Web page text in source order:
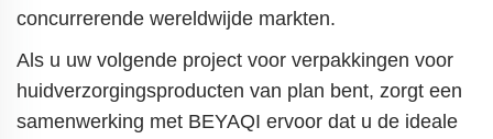
concurrerende wereldwijde markten.
Als u uw volgende project voor verpakkingen voor
huidverzorgingsproducten van plan bent, zorgt een
samenwerking met BEYAQI ervoor dat u de ideale